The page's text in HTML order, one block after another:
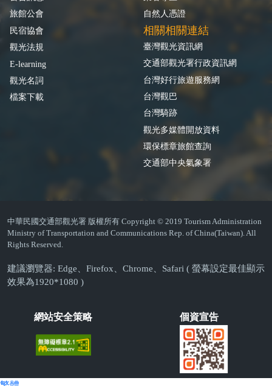
旅館公會
民宿協會
觀光法規
E-learning
觀光名詞
檔案下載
自然人憑證
相關相關連結
臺灣觀光資訊網
交通部觀光署行政資訊網
台灣好行旅遊服務網
台灣觀巴
台灣騎跡
觀光多媒體開放資料
環保標章旅館查詢
交通部中央氣象署
中華民國交通部觀光署 版權所有 Copyright © 2019 Tourism Administration
Ministry of Transportation and Communications Rep. of China(Taiwan). All
Rights Reserved.
建議瀏覽器: Edge、Firefox、Chrome、Safari ( 螢幕設定最佳顯示
效果為1920*1080 )
網站安全策略 個資宣告